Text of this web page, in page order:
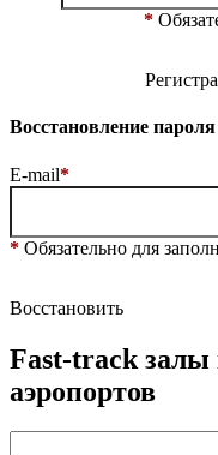
*
Восстановление пароля
E-mail*
* Обязательно для
Восстановить
Fast-track залы
аэропортов